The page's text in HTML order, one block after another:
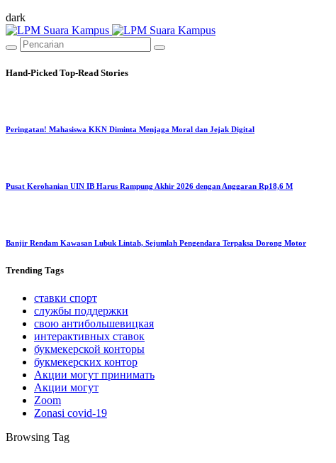
dark
Hand-Picked Top-Read Stories
Peringatan! Mahasiswa KKN Diminta Menjaga Moral dan Jejak Digital
Pusat Kerohanian UIN IB Harus Rampung Akhir 2026 dengan Anggaran Rp18,6 M
Banjir Rendam Kawasan Lubuk Lintah, Sejumlah Pengendara Terpaksa Dorong Motor
Trending Tags
ставки спорт
службы поддержки
свою антибольшевицкая
интерактивных ставок
букмекерской конторы
букмекерских контор
Акции могут принимать
Акции могут
Zoom
Zonasi covid-19
Browsing Tag